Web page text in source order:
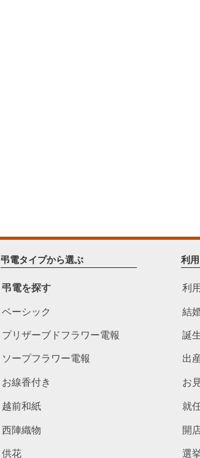
弔電タイプから選ぶ
弔電を探す
ベーシック
プリザーブドフラワー電報
ソープフラワー電報
お線香付き
越前和紙
西陣織物
供花
利
利
結
誕
出
お
就
開
選